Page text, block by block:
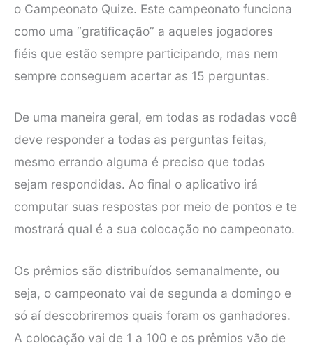
o Campeonato Quize. Este campeonato funciona
como uma “gratificação” a aqueles jogadores
fiéis que estão sempre participando, mas nem
sempre conseguem acertar as 15 perguntas.
De uma maneira geral, em todas as rodadas você
deve responder a todas as perguntas feitas,
mesmo errando alguma é preciso que todas
sejam respondidas. Ao final o aplicativo irá
computar suas respostas por meio de pontos e te
mostrará qual é a sua colocação no campeonato.
Os prêmios são distribuídos semanalmente, ou
seja, o campeonato vai de segunda a domingo e
só aí descobriremos quais foram os ganhadores.
A colocação vai de 1 a 100 e os prêmios vão de